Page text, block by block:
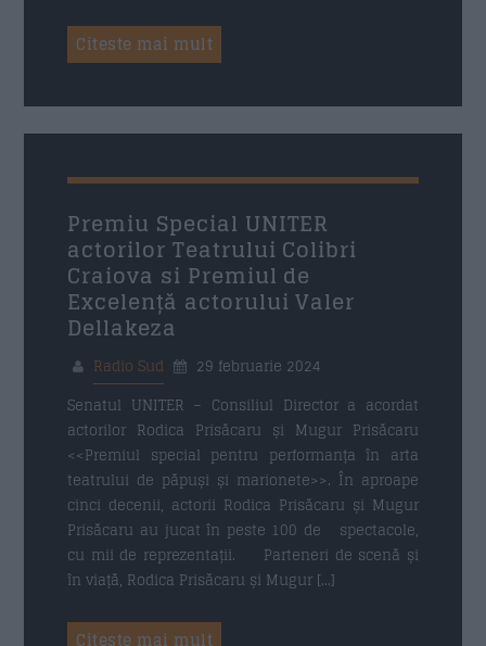
Citeste mai mult
Premiu Special UNITER
actorilor Teatrului Colibri
Craiova si Premiul de
Excelență actorului Valer
Dellakeza
Radio Sud
29 februarie 2024
Senatul UNITER – Consiliul Director a acordat
actorilor Rodica Prisăcaru și Mugur Prisăcaru
<<Premiul special pentru performanța în arta
teatrului de păpuși și marionete>>. În aproape
cinci decenii, actorii Rodica Prisăcaru și Mugur
Prisăcaru au jucat în peste 100 de spectacole,
cu mii de reprezentații. Parteneri de scenă și
în viață, Rodica Prisăcaru și Mugur […]
Citeste mai mult